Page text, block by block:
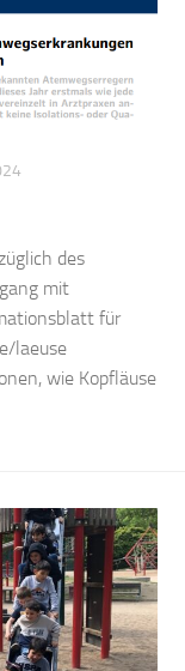
des
mit
für
laeuse
wie Kopfläuse